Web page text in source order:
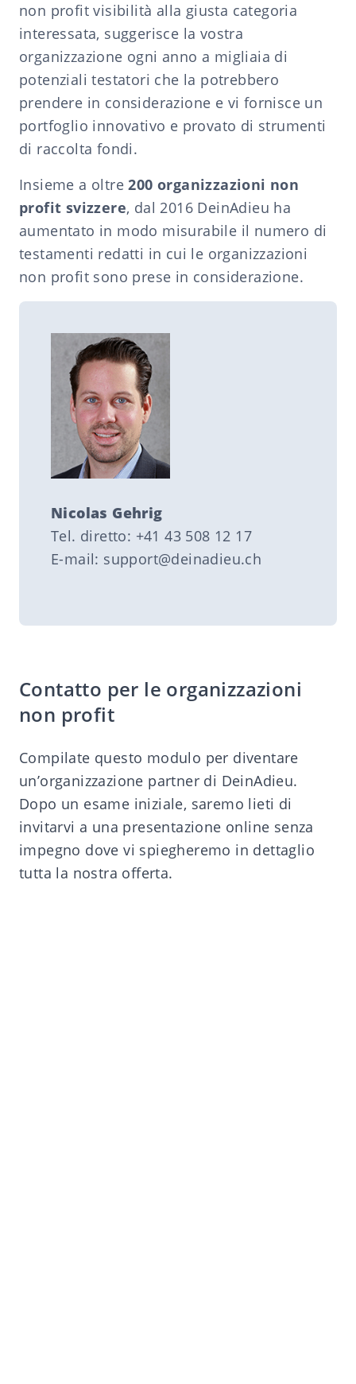
non profit visibilità alla giusta categoria
interessata, suggerisce la vostra
organizzazione ogni anno a migliaia di
potenziali testatori che la potrebbero
prendere in considerazione e vi fornisce un
portfoglio innovativo e provato di strumenti
di raccolta fondi.
Insieme a oltre200 organizzazioni non
profit svizzere, dal 2016 DeinAdieu ha
aumentato in modo misurabile il numero di
testamenti redatti in cui le organizzazioni
non profit sono prese in considerazione.
Nicolas Gehrig
Tel. diretto: +41 43 508 12 17
E-mail: support@deinadieu.ch
Contatto per le organizzazioni
non profit
Compilate questo modulo per diventare
un’organizzazione partner di DeinAdieu.
Dopo un esame iniziale, saremo lieti di
invitarvi a una presentazione online senza
impegno dove vi spiegheremo in dettaglio
tutta la nostra offerta.